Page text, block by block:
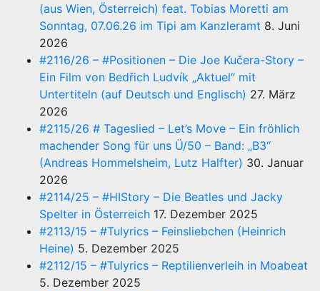
(aus Wien, Österreich) feat. Tobias Moretti am
Sonntag, 07.06.26 im Tipi am Kanzleramt 8. Juni
2026
#2116/26 – #Positionen – Die Joe Kučera-Story –
Ein Film von Bedřich Ludvík „Aktuel“ mit
Untertiteln (auf Deutsch und Englisch) 27. März
2026
#2115/26 # Tageslied – Let’s Move – Ein fröhlich
machender Song für uns Ü/50 – Band: „B3“
(Andreas Hommelsheim, Lutz Halfter) 30. Januar
2026
#2114/25 – #HIStory – Die Beatles und Jacky
Spelter in Österreich 17. Dezember 2025
#2113/15 – #Tulyrics – Feinsliebchen (Heinrich
Heine) 5. Dezember 2025
#2112/15 – #Tulyrics – Reptilienverleih in Moabeat
5. Dezember 2025